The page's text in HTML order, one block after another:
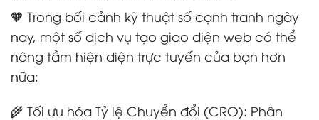
🧡 Trong bối cảnh kỹ thuật số cạnh tranh ngày
nay, một số dịch vụ tạo giao diện web có thể
nâng tầm hiện diện trực tuyến của bạn hơn
nữa:
🌾 Tối ưu hóa Tỷ lệ Chuyển đổi (CRO): Phân